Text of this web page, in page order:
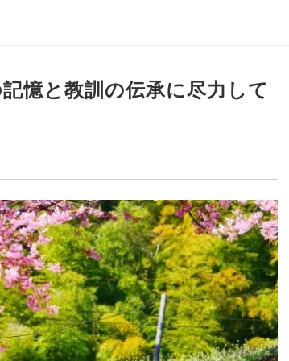
憶と教訓の伝承に尽力して